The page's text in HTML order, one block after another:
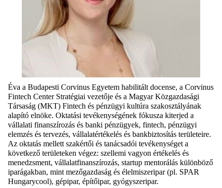
Éva a Budapesti Corvinus Egyetem habilitált docense, a Corvinus
Fintech Center Stratégiai vezetője és a Magyar Közgazdasági
Társaság (MKT) Fintech és pénzügyi kultúra szakosztályának
alapító elnöke. Oktatási tevékenységének fókusza kiterjed a
vállalati finanszírozás és banki pénzügyek, fintech, pénzügyi
elemzés és tervezés, vállalatértékelés és bankbiztosítás területeire.
Az oktatás mellett szakértői és tanácsadói tevékenységet a
következő területeken végez: szellemi vagyon értékelés és
menedzsment, vállalatfinanszírozás, startup mentorálás különböző
iparágakban, mint mezőgazdaság és élelmiszeripar (pl. SPAR
Hungarycool), gépipar, építőipar, gyógyszeripar.